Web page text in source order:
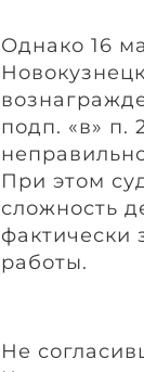
Однако 16
подп. «в» п.
При этом
сложность
фактически
работы.
Не